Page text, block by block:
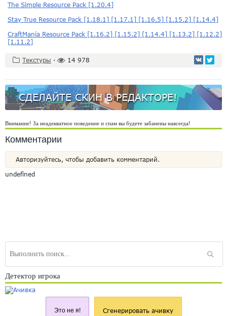
The Simple Resource Pack [1.20.4]
Stay True Resource Pack [1.18.1] [1.17.1] [1.16.5] [1.15.2] [1.14.4]
CraftMania Resource Pack [1.16.2] [1.15.2] [1.14.4] [1.13.2] [1.12.2]
[1.11.2]
Текстуры · 14 978
СДЕЛАЙТЕ СКИН В РЕДАКТОРЕ!
Внимание! За неадекватное поведение и спам вы будете забанены навсегда!
Комментарии
Авторизуйтесь, чтобы добавить комментарий.
undefined
Детектор игрока
Это не я! Сгенерировать ачивку